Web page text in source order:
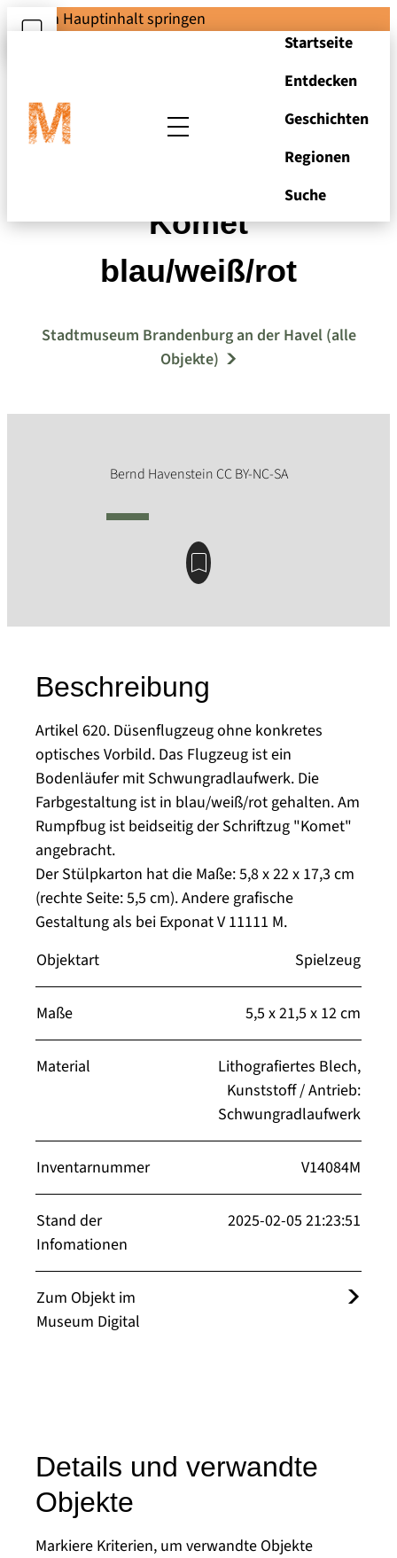
Zum Hauptinhalt springen
Startseite
Entdecken
Geschichten
Regionen
Suche
Düsenflugzeug
"Komet"
blau/weiß/rot
Stadtmuseum Brandenburg an der Havel (alle
Objekte)
Beschreibung
Artikel 620. Düsenflugzeug ohne konkretes
optisches Vorbild. Das Flugzeug ist ein
Bodenläufer mit Schwungradlaufwerk. Die
Farbgestaltung ist in blau/weiß/rot gehalten. Am
Rumpfbug ist beidseitig der Schriftzug "Komet"
angebracht.
Der Stülpkarton hat die Maße: 5,8 x 22 x 17,3 cm
(rechte Seite: 5,5 cm). Andere grafische
Gestaltung als bei Exponat V 11111 M.
Objektart
Spielzeug
Maße 5,5 x 21,5 x 12 cm
Material
Lithografiertes Blech,
Kunststoff / Antrieb:
Schwungradlaufwerk
Inventarnummer V14084M
Stand der
Infomationen
2025-02-05 21:23:51
Zum Objekt im
Museum Digital
Details und verwandte
Objekte
Markiere Kriterien, um verwandte Objekte